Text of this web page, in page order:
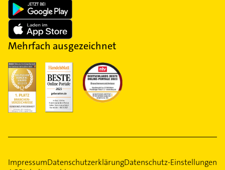
Mehrfach ausgezeichnet
ImpressumDatenschutzerklärungDatenschutz-Einstellungen